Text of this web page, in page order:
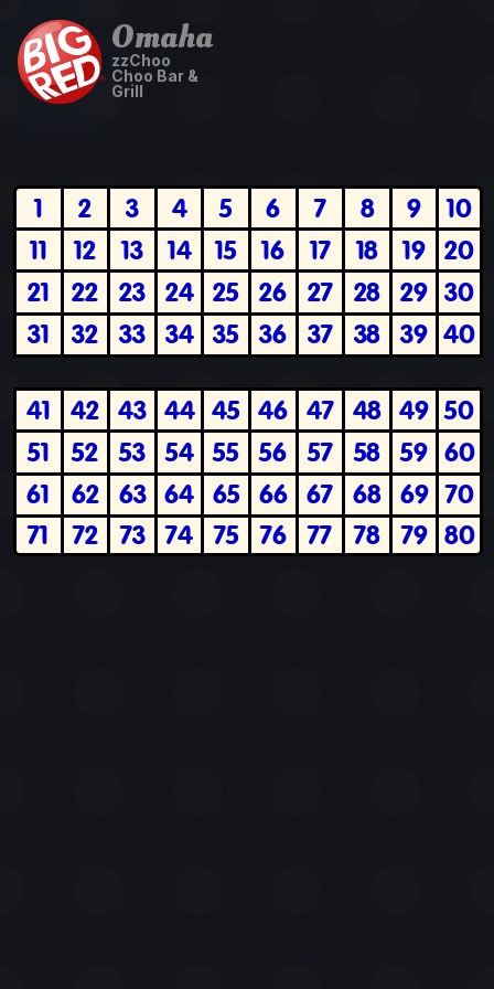
Omaha
zzChoo
Choo Bar &
Grill
1 2 3 4 5 6 7 8 9
10
11
12 13 14 15 16 17 18 19 20
21
22 23 24 25 26 27 28 29 30
31
32 33 34 35 36 37 38 39 40
41 42 43 44 45 46 47 48 49 50
51
52 53 54 55 56 57 58 59 60
61
62 63 64 65 66 67 68 69 70
71
72 73 74 75 76 77 78 79 80